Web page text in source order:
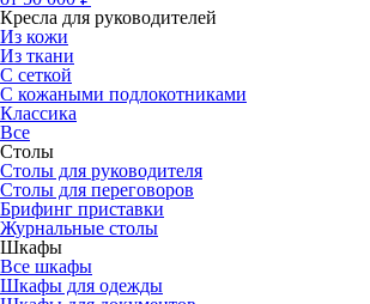
Кресла для руководителей
Из кожи
Из ткани
С сеткой
С кожаными подлокотниками
Классика
Все
Столы
Столы для руководителя
Столы для переговоров
Брифинг приставки
Журнальные столы
Шкафы
Все шкафы
Шкафы для одежды